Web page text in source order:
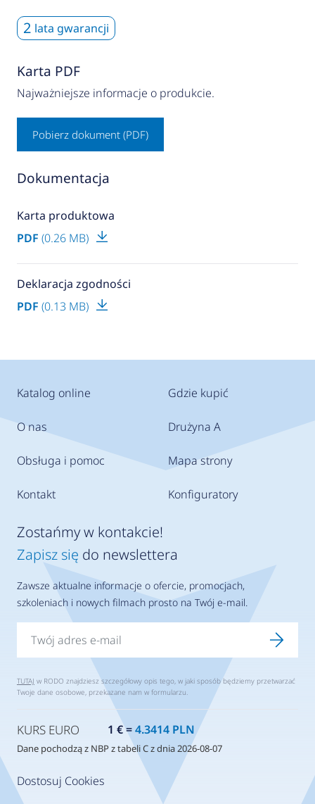
2 lata gwarancji
Karta PDF
Najważniejsze informacje o produkcie.
Pobierz dokument (PDF)
Dokumentacja
Karta produktowa
PDF (0.26 MB)
Deklaracja zgodności
PDF (0.13 MB)
Katalog online
O nas
Obsługa i pomoc
Kontakt
Gdzie kupić
Drużyna A
Mapa strony
Konfiguratory
Dostosuj Cookies
Zostańmy w kontakcie!
Zapisz się do newslettera
Zawsze aktualne informacje o ofercie, promocjach,
szkoleniach i nowych filmach prosto na Twój e-mail.
TUTAJ w RODO znajdziesz szczegółowy opis tego, w jaki sposób będziemy przetwarzać
Twoje dane osobowe, przekazane nam w formularzu.
KURS EURO 1 € =4.3414 PLN
Dane pochodzą z NBP z tabeli C z dnia 2026-08-07